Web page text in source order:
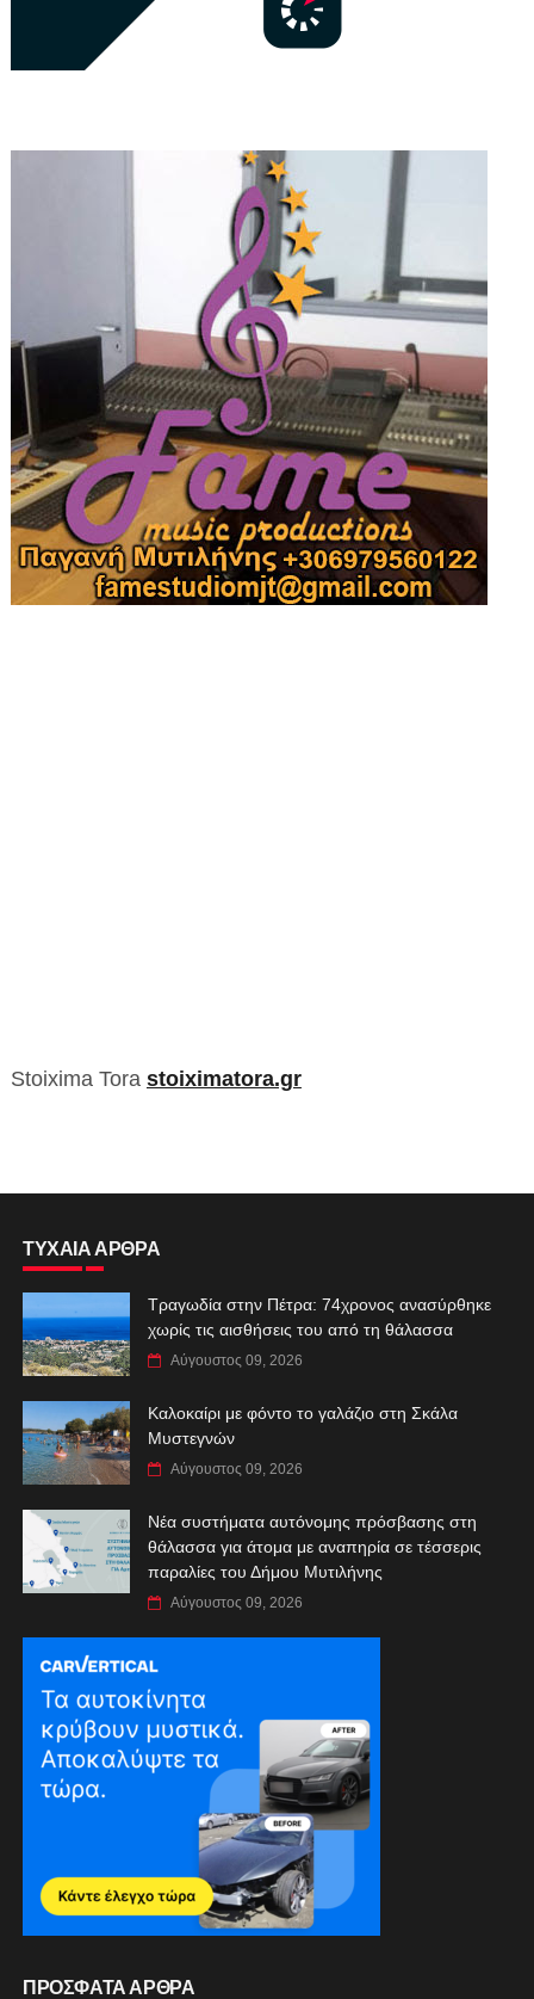
Stoixima Tora stoiximatora.gr
ΤΥΧΑΙΑ ΑΡΘΡΑ
Τραγωδία στην Πέτρα: 74χρονος ανασύρθηκε
χωρίς τις αισθήσεις του από τη θάλασσα
Αύγουστος 09, 2026
Καλοκαίρι με φόντο το γαλάζιο στη Σκάλα
Μυστεγνών
Αύγουστος 09, 2026
Νέα συστήματα αυτόνομης πρόσβασης στη
θάλασσα για άτομα με αναπηρία σε τέσσερις
παραλίες του Δήμου Μυτιλήνης
Αύγουστος 09, 2026
ΠΡΟΣΦΑΤΑ ΑΡΘΡΑ